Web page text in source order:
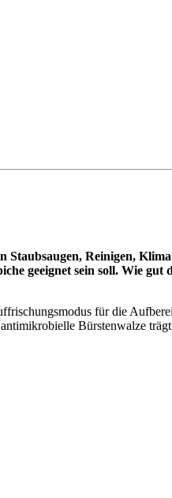
Reinigen,
geeignet sein soll. Wie gut
für die
Bürstenwalze